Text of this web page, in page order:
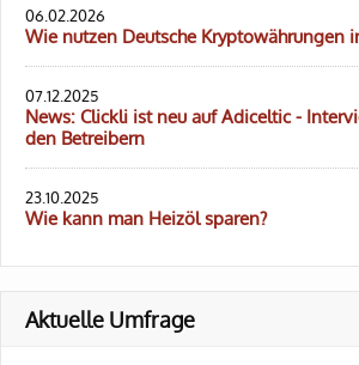
06.02.2026
Wie nutzen Deutsche Kryptowährungen
07.12.2025
News: Clickli ist neu auf Adiceltic -
den Betreibern
23.10.2025
Wie kann man Heizöl sparen?
Aktuelle Umfrage